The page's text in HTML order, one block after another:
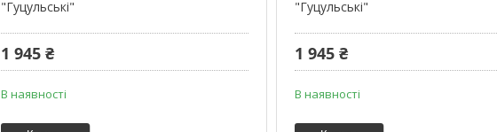
"Гуцульські"
1 945 ₴
В наявності
"Гуцульські"
1 945 ₴
В наявності